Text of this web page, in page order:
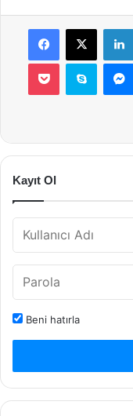
Facebook
X
Pocket Skype
Kayıt Ol
Beni hatırla